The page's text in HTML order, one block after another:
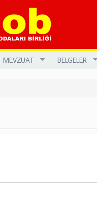
MEVZUAT BELGELER